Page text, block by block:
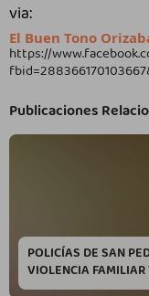
via:
El Buen Tono
https://
Publicaciones
POLICÍAS DE SAN
VIOLENCIA